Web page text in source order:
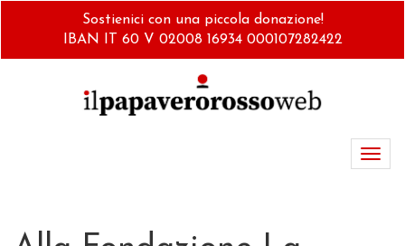
Sostienici con una piccola donazione!
IBAN IT 60 V 02008 16934 000107282422